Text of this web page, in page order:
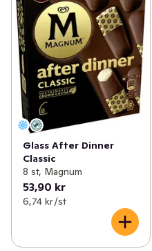
Glass After Dinner
Classic
8 st, Magnum
53,90 kr
6,74 kr /st